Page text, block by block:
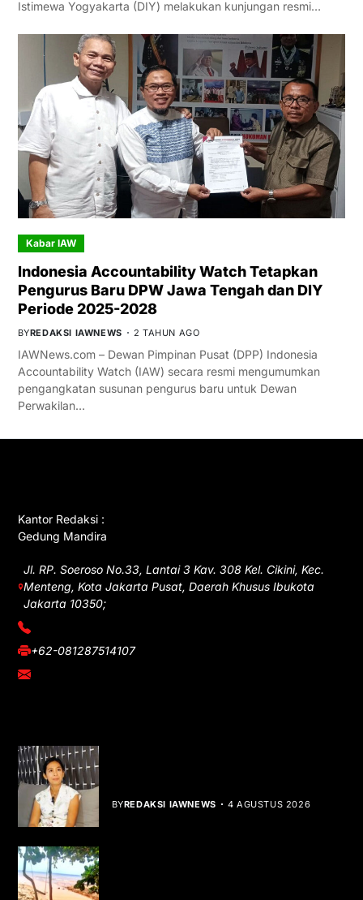
Istimewa Yogyakarta (DIY) melakukan kunjungan resmi…
Kabar IAW
Indonesia Accountability Watch Tetapkan
Pengurus Baru DPW Jawa Tengah dan DIY
Periode 2025-2028
BYREDAKSI IAWNEWS 2 TAHUN AGO
IAWNews.com – Dewan Pimpinan Pusat (DPP) Indonesia
Accountability Watch (IAW) secara resmi mengumumkan
pengangkatan susunan pengurus baru untuk Dewan
Perwakilan…
Kantor Redaksi :
Gedung Mandira
Jl. RP. Soeroso No.33, Lantai 3 Kav. 308 Kel. Cikini, Kec.
Menteng, Kota Jakarta Pusat, Daerah Khusus Ibukota
Jakarta 10350;
(021) 3908026
+62-081287514107
adm@iawnews.com
BYREDAKSI IAWNEWS 4 AGUSTUS 2026